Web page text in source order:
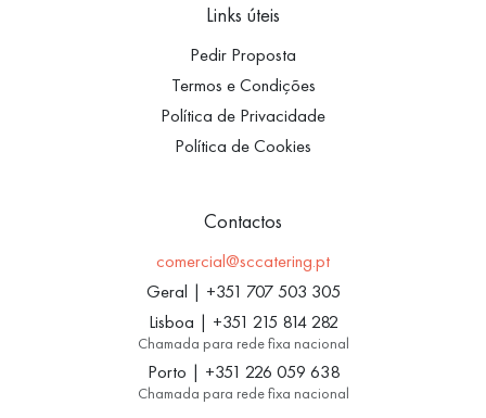
Links úteis
Pedir Proposta
Termos e Condições
Política de Privacidade
Política de Cookies
Contactos
comercial@sccatering.pt
Geral | +351 707 503 305
Lisboa | +351 215 814 282
Chamada para rede fixa nacional
Porto | +351 226 059 638
Chamada para rede fixa nacional